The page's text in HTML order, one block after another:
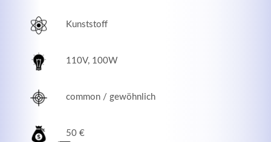
Kunststoff
110V, 100W
common / gewöhnlich
50 €